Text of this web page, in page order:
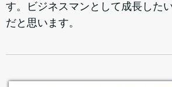
す。ビジネスマンとして成長した
だと思います。